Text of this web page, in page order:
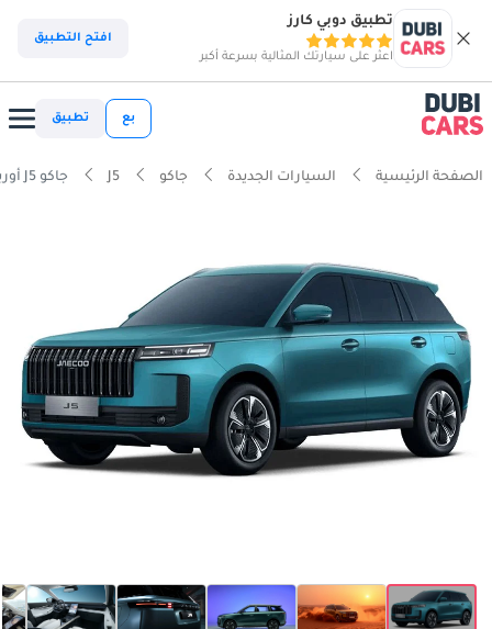
تطبيق دوبي كارز
اعثر على سيارتك المثالية بسرعة أكبر
افتح التطبيق
بع تطبيق
الصفحة الرئيسية السيارات الجديدة جاكو J5 جاكو J5 أوربان